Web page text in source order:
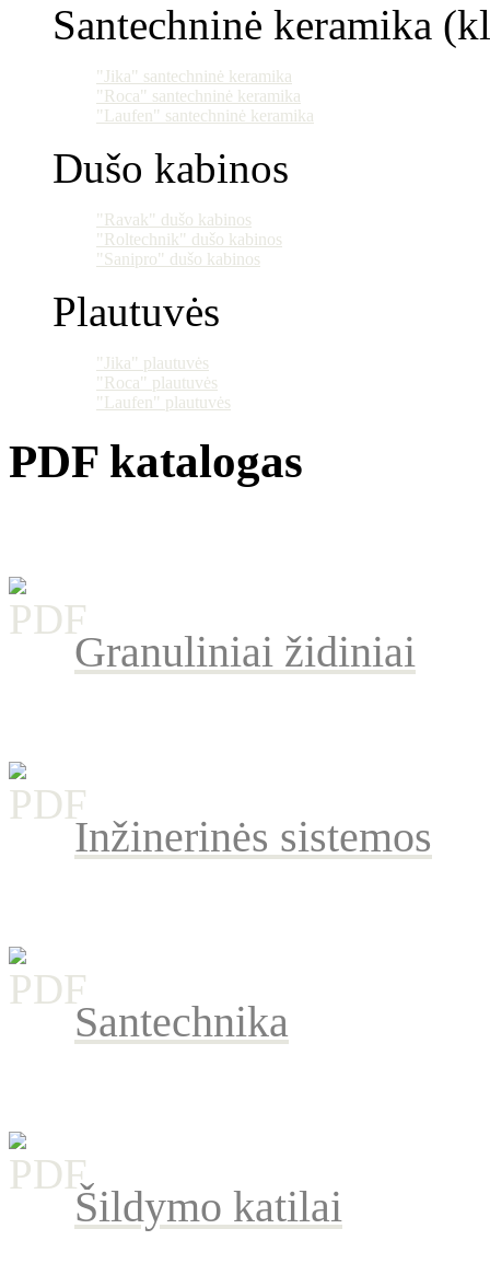
Santechninė keramika
"Jika" santechninė keramika
"Roca" santechninė keramika
"Laufen" santechninė keramika
Dušo kabinos
"Ravak" dušo kabinos
"Roltechnik" dušo kabinos
"Sanipro" dušo kabinos
Plautuvės
"Jika" plautuvės
"Roca" plautuvės
"Laufen" plautuvės
PDF katalogas
Granuliniai židiniai
Inžinerinės sistemos
Santechnika
Šildymo katilai